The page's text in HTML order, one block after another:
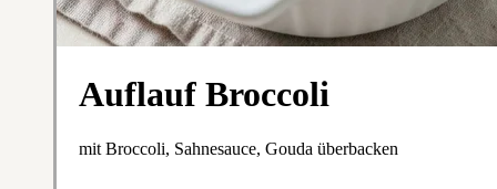
Auflauf Broccoli
mit Broccoli, Sahnesauce, Gouda überbacken